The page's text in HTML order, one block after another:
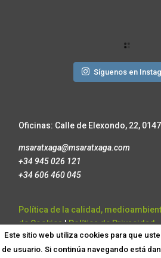
Síguenos en
Oficinas: Calle de Elexondo, 22,
msaratxaga@msaratxaga.com
+34 945 026 121
+34 606 460 045
Política de la calidad,
de Cookies|Política de Privacidad
Este sitio web utiliza cookies para que
de usuario. Si continúa navegando está